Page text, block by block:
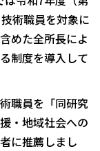
術職員を対象に
めた全所長によ
制度を導入して
職員を「同研究
・地域社会への
に推薦しまし